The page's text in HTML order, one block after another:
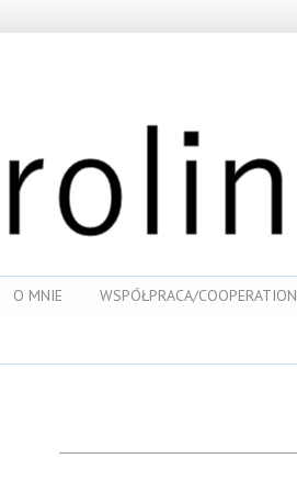
O MNIE WSPÓŁPRACA/COOPERATION